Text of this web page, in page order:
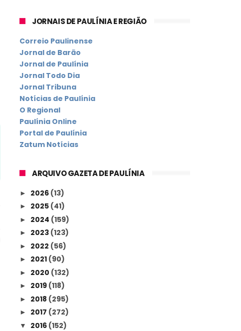
JORNAIS DE PAULÍNIA E REGIÃO
Correio Paulinense
Jornal de Barão
Jornal de Paulínia
Jornal Todo Dia
Jornal Tribuna
Notícias de Paulínia
O Regional
Paulínia Online
Portal de Paulínia
Zatum Notícias
ARQUIVO GAZETA DE PAULÍNIA
► 2026 (13)
► 2025 (41)
► 2024 (159)
► 2023 (123)
► 2022 (56)
► 2021 (90)
► 2020 (132)
► 2019 (118)
► 2018 (295)
► 2017 (272)
▼ 2016 (152)